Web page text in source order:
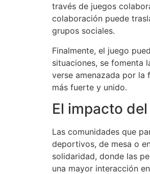
través de juegos
colaboración puede
grupos sociales.
Finalmente, el juego
situaciones, se fomenta
verse amenazada por la
más fuerte y unido.
El impacto
Las comunidades que
deportivos, de mesa o
solidaridad, donde las
una mayor interacción